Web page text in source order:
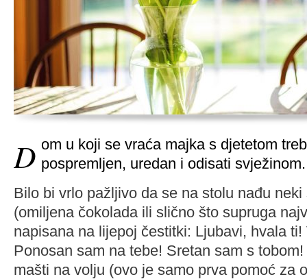
Dom u koji se vraća majka s djetetom trebao bi biti pospremljen, uredan i odisati
Bilo bi vrlo pažljivo da se na stolu nađu
(omiljena čokolada ili slično što supruga
napisana na lijepoj čestitki: Ljubavi, hvala
Ponosan sam na tebe! Sretan sam s
mašti na volju (ovo je samo prva pomoć za